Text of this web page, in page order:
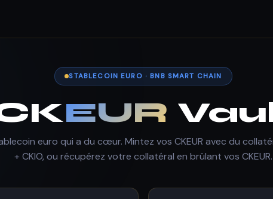
STABLECOIN EURO · BNB SMART CHAIN
EUR
euro qui a du cœur. Mintez vos CKEUR avec du
+ CKIO, ou récupérez votre collatéral en brûlant vos CKEUR.